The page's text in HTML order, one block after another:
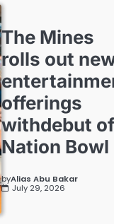
The Mines
rolls out
offerings
withdebut
Nation Bowl
byAlias Abu Bakar
July 29, 2026